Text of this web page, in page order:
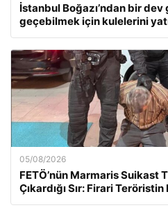
İstanbul Boğazı’ndan bir
geçebilmek için kulelerini
05/08/2026
FETÖ’nün Marmaris Suikast
Çıkardığı Sır: Firari